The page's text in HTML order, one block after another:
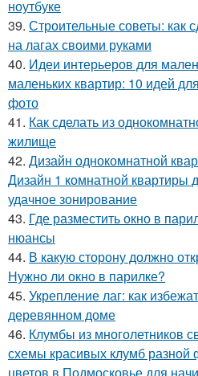
ноутбуке
39. Строительные советы: как
на лагах своими руками
40. Идеи интерьеров для
маленьких квартир: 10 идей
фото
41. Как сделать из
жилище
42. Дизайн однокомнатной
Дизайн 1 комнатной квартиры
удачное зонирование
43. Где разместить окно в
нюансы
44. В какую сторону должно
Нужно ли окно в парилке?
45. Укрепление лаг: как
деревянном доме
46. Клумбы из многолетников
схемы красивых клумб разной